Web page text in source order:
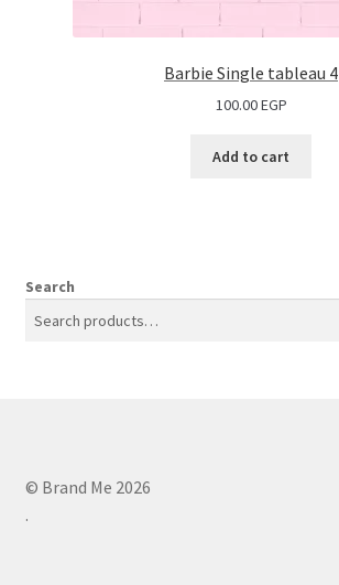
Barbie Single tableau 4
100.00EGP
Add to cart
Search
© Brand Me 2026
.